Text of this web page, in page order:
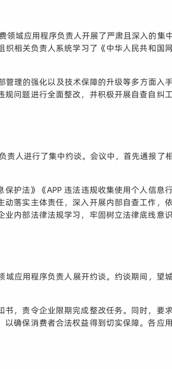
域应用程序负责人开展了严肃且深入的集
相关负责人系统学习了《中华人民共和国
理的强化以及技术保障的升级等多方面入
问题进行全面整改，并积极开展自查自纠
人进行了集中约谈。会议中，首先通报了
护法》《APP 违法违规收集使用个人信息
落实主体责任，深入开展内部自查工作，
内部法律法规学习，牢固树立法律底线意
应用程序负责人展开约谈。约谈期间，望
，责令企业限期完成整改任务。同时，要
确保消费者合法权益得到切实保障。各应